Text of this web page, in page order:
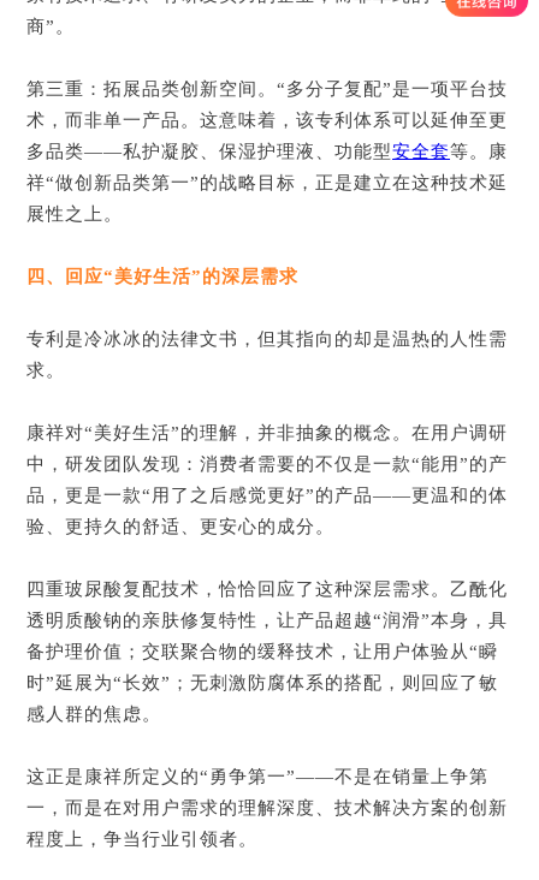
商”。
第三重：拓展品类创新空间。“多分子复配”是一项平台技
术，而非单一产品。这意味着，该专利体系可以延伸至更
多品类——私护凝胶、保湿护理液、功能型安全套等。康
祥“做创新品类第一”的战略目标，正是建立在这种技术延
展性之上。
四、回应“美好生活”的深层需求
专利是冷冰冰的法律文书，但其指向的却是温热的人性需
求。
康祥对“美好生活”的理解，并非抽象的概念。在用户调研
中，研发团队发现：消费者需要的不仅是一款“能用”的产
品，更是一款“用了之后感觉更好”的产品——更温和的体
验、更持久的舒适、更安心的成分。
四重玻尿酸复配技术，恰恰回应了这种深层需求。乙酰化
透明质酸钠的亲肤修复特性，让产品超越“润滑”本身，具
备护理价值；交联聚合物的缓释技术，让用户体验从“瞬
时”延展为“长效”；无刺激防腐体系的搭配，则回应了敏
感人群的焦虑。
这正是康祥所定义的“勇争第一”——不是在销量上争第
一，而是在对用户需求的理解深度、技术解决方案的创新
程度上，争当行业引领者。